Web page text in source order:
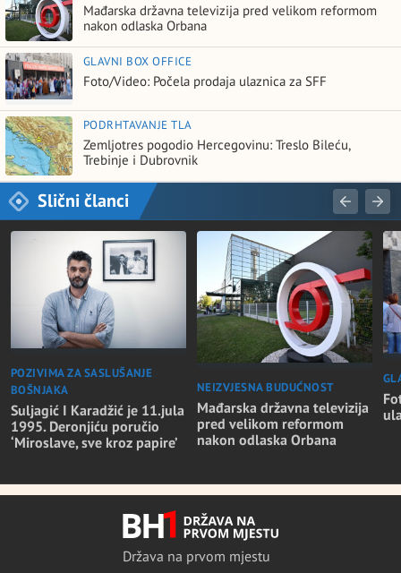
Mađarska državna televizija pred velikom reformom
nakon odlaska Orbana
GLAVNI BOX OFFICE
Foto/Video: Počela prodaja ulaznica za SFF
PODRHTAVANJE TLA
Zemljotres pogodio Hercegovinu: Treslo Bileću,
Trebinje i Dubrovnik
Slični članci
POZIVIMA ZA SASLUŠANJE
BOŠNJAKA
Suljagić I Karadžić je 11.jula
1995. Deronjiću poručio
‘Miroslave, sve kroz papire’
NEIZVJESNA BUDUĆNOST
Mađarska državna televizija
pred velikom reformom
nakon odlaska Orbana
Država na prvom mjestu